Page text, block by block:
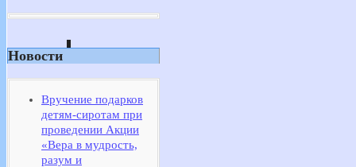
Новости
Вручение подарков
детям-сиротам при
проведении Акции
«Вера в мудрость,
разум и